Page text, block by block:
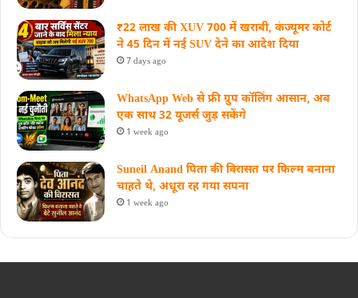
₹22 लाख की XUV 700 में खराबी, कंज्यूमर कोर्ट
ने 45 दिन में नई SUV देने का आदेश दिया
7 days ago
WhatsApp Web से फ्री ग्रुप कॉलिंग आसान, अब
एक साथ 32 यूजर्स जुड़ सकेंगे
1 week ago
Suneil Anand पिता की विरासत पर फिल्म बनाना
चाहते थे, अधूरा रह गया सपना
1 week ago